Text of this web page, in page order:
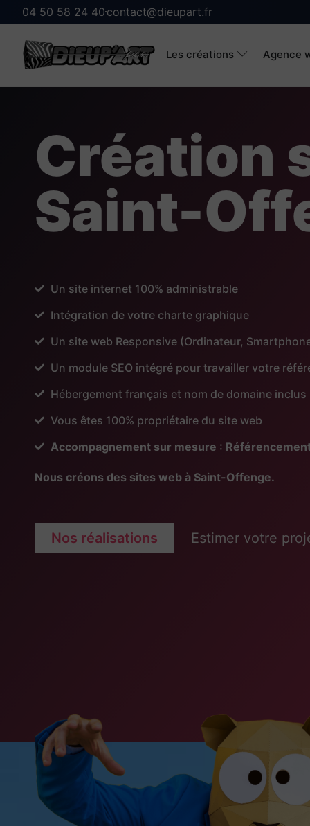
04 50 58 24 40 contact@dieupart.fr
Les créations Agence
Création
Saint-
Un site internet 100% administrable
Intégration de votre charte graphique
Un site web Responsive (Ordinateur,
Un module SEO intégré pour travailler votre
Hébergement français et nom de domaine inclus
Vous êtes 100% propriétaire du site web
Accompagnement sur mesure :
Nous créons des sites web à Saint-Offenge.
Nos réalisations Estimer votre